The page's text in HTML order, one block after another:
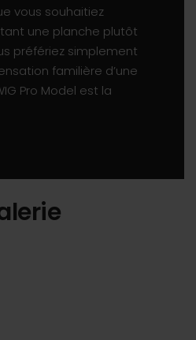
vous souhaitiez
une planche plutôt
préfériez simplement
familière d’une
Pro Model est la